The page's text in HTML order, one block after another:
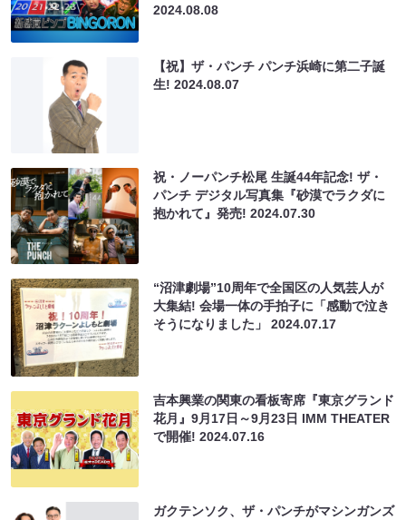
2024.08.08
【祝】ザ・パンチ パンチ浜崎に第二子誕
生!2024.08.07
祝・ノーパンチ松尾 生誕44年記念! ザ・
パンチ デジタル写真集『砂漠でラクダに
抱かれて』発売!2024.07.30
“沼津劇場”10周年で全国区の人気芸人が
大集結! 会場一体の手拍子に「感動で泣き
そうになりました」2024.07.17
吉本興業の関東の看板寄席『東京グランド
花月』9月17日～9月23日 IMM THEATER
で開催!2024.07.16
ガクテンソク、ザ・パンチがマシンガンズ